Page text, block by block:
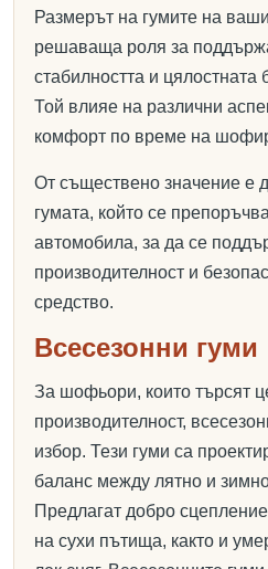
Размерът на гумите на
решаваща роля за
стабилността и цялостната
Той влияе на различни
комфорт по време на
От съществено значение е
гумата, който се
автомобила, за да се
производителност и
средство.
Всесезонни гуми
За шофьори, които търсят
производителност,
избор. Тези гуми са
баланс между лятно и
Предлагат добро
на сухи пътища, както и